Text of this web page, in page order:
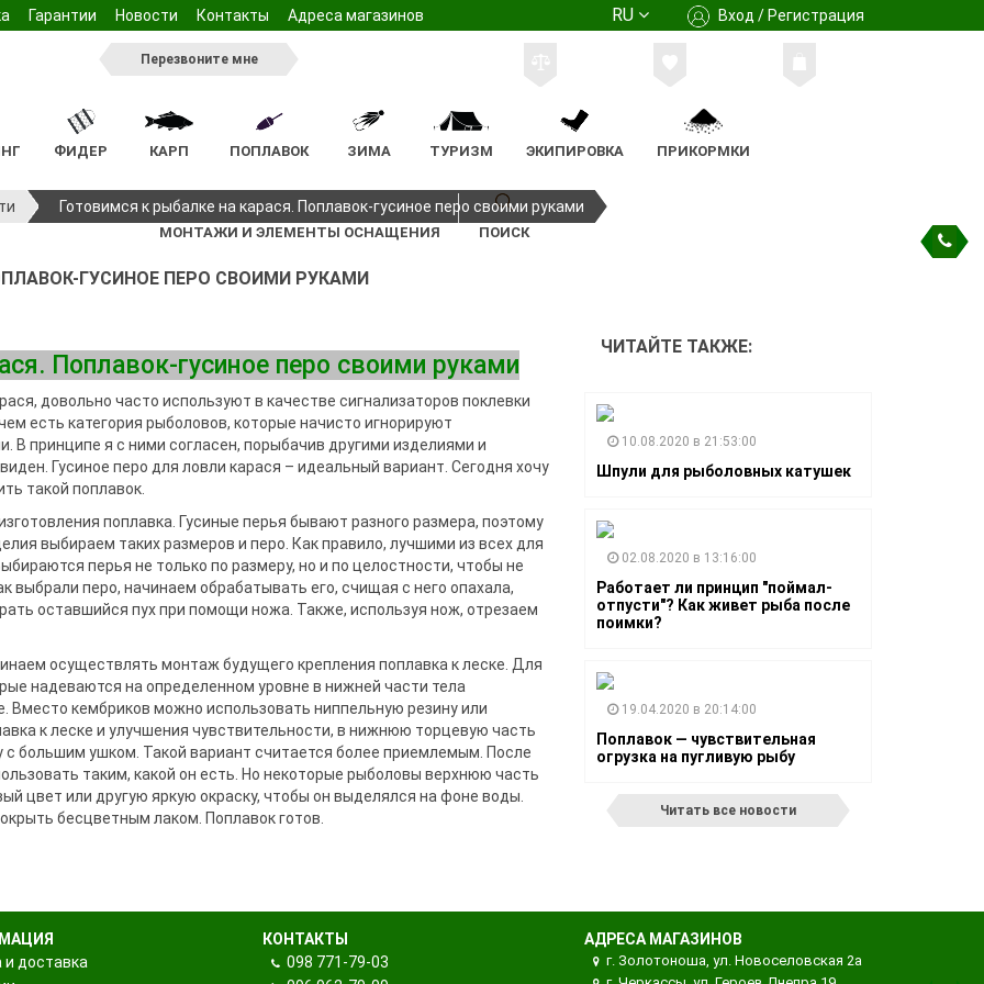
Гарантии Новости Контакты Адреса магазинов RU Вход / Регистрация
Перезвоните мне
ловли
Ящики и коробочки для
спиннинговых снастей
ФИДЕР
и
Ведра
Садки для фидерной
Ящики и коробочки для
Подсаки
Головы подсак
Ручки подсаков
Чехлы и сумки фидерные
Светляки
КАРП
бойлов
поклевки
держатели
и
Подсаки
Подсаки
Ручки подсаков
карповой ловли
Чехлы и сумки
Мебель
Кресла
ПОПЛАВОК
ловли
ЗИМА
Жерлицы
Кивок
Зимние палатки
ТУРИЗМ
Стульчик
Стол
Мангал
ЭКИПИРОВКА
жилеты
ПРИКОРМКИ
Арома
Насадки
Пенопласт
МОНТАЖИ И ЭЛЕМЕНТЫ ОСНАЩЕНИЯ ПОИСК
Готовимся к рыбалке на карася. Поплавок-гусиное перо своими руками
ГУСИНОЕ ПЕРО СВОИМИ РУКАМИ
Поплавок-гусиное перо своими руками
довольно часто используют в качестве сигнализаторов поклевки
есть категория рыболовов, которые начисто игнорируют
В принципе я с ними согласен, порыбачив другими изделиями и
Гусиное перо для ловли карася – идеальный вариант. Сегодня хочу
такой поплавок.
поплавка. Гусиные перья бывают разного размера, поэтому
выбираем таких размеров и перо. Как правило, лучшими из всех для
перья не только по размеру, но и по целостности, чтобы не
выбрали перо, начинаем обрабатывать его, счищая с него опахала,
оставшийся пух при помощи ножа. Также, используя нож, отрезаем
осуществлять монтаж будущего крепления поплавка к леске. Для
надеваются на определенном уровне в нижней части тела
Вместо кембриков можно использовать ниппельную резину или
к леске и улучшения чувствительности, в нижнюю торцевую часть
с большим ушком. Такой вариант считается более приемлемым. После
таким, какой он есть. Но некоторые рыболовы верхнюю часть
цвет или другую яркую окраску, чтобы он выделялся на фоне воды.
бесцветным лаком. Поплавок готов.
ЧИТАЙТЕ ТАКЖЕ:
10.08.2020 в 21:53:00
Шпули для рыболовных катушек
02.08.2020 в 13:16:00
Работает ли принцип "поймал-
отпусти"? Как живет рыба после
поимки?
19.04.2020 в 20:14:00
Поплавок — чувствительная
огрузка на пугливую рыбу
Читать все новости
и доставка
КОНТАКТЫ
098 771-79-03
АДРЕСА МАГАЗИНОВ
г. Золотоноша, ул. Новоселовская 2а